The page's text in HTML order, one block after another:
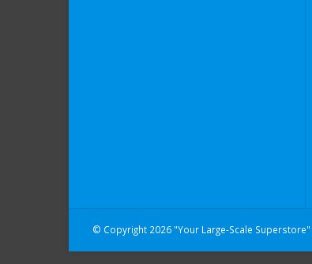
© Copyright 2026 "Your Large-Scale